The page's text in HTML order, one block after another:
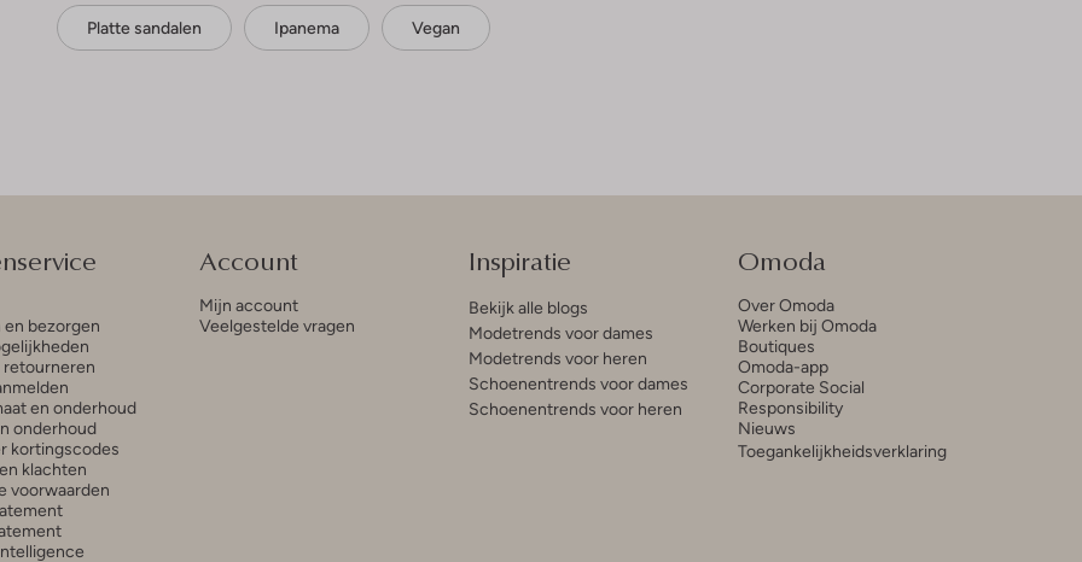
Platte sandalen Ipanema Vegan
en bezorgen
retourneren
en onderhoud
onderhoud
kortingscodes
klachten
voorwaarden
Account
Mijn account
Veelgestelde vragen
Inspiratie
Bekijk alle blogs
Modetrends voor dames
Modetrends voor heren
Schoenentrends voor dames
Schoenentrends voor heren
Omoda
Over Omoda
Werken bij Omoda
Boutiques
Omoda-app
Corporate Social
Responsibility
Nieuws
Toegankelijkheidsverklaring